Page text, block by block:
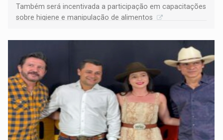
Também será incentivada a participação em capacitações
sobre higiene e manipulação de alimentos